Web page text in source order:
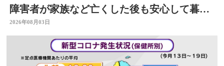
障害者が家族など亡くした後も安心して暮ら
せるように 大分
2026年08月03日